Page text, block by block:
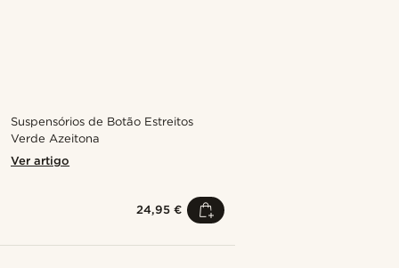
Suspensórios de Botão Estreitos
Verde Azeitona
Ver artigo
24,95 €